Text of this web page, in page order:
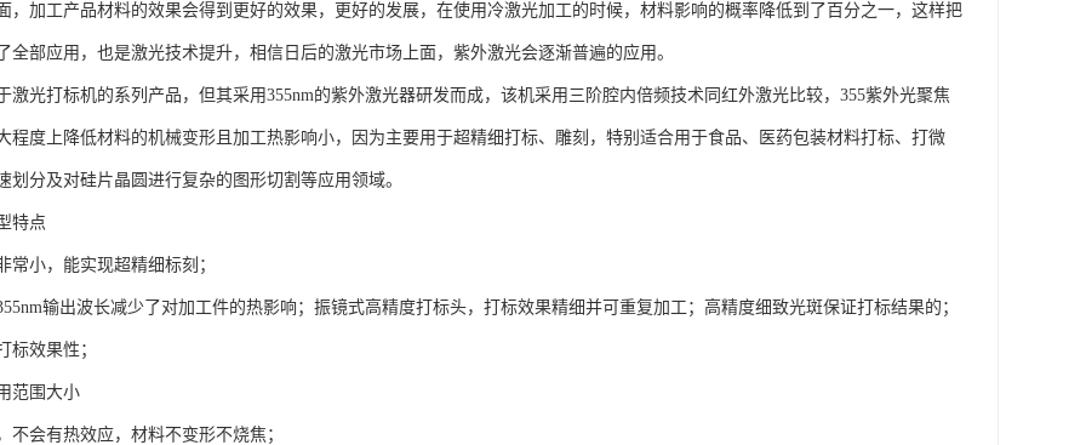
，加工产品材料的效果会得到更好的效果，更好的发展，在使用冷激光加工的时候，材料影响的概率降低到了百分之一，这样把
全部应用，也是激光技术提升，相信日后的激光市场上面，紫外激光会逐渐普遍的应用。
激光打标机的系列产品，但其采用355nm的紫外激光器研发而成，该机采用三阶腔内倍频技术同红外激光比较，355紫外光聚焦
程度上降低材料的机械变形且加工热影响小，因为主要用于超精细打标、雕刻，特别适合用于食品、医药包装材料打标、打微
划分及对硅片晶圆进行复杂的图形切割等应用领域。
特点
常小，能实现超精细标刻；
输出波长减少了对加工件的热影响；振镜式高精度打标头，打标效果精细并可重复加工；高精度细致光斑保证打标结果的；
标效果性；
范围大小
不会有热效应，材料不变形不烧焦；